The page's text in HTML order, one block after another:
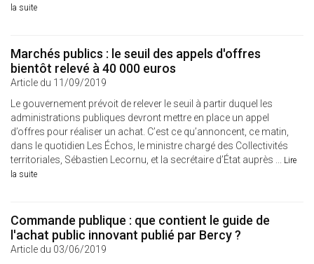
la suite
Marchés publics : le seuil des appels d'offres
bientôt relevé à 40 000 euros
Article du 11/09/2019
Le gouvernement prévoit de relever le seuil à partir duquel les
administrations publiques devront mettre en place un appel
d’offres pour réaliser un achat. C’est ce qu’annoncent, ce matin,
dans le quotidien Les Échos, le ministre chargé des Collectivités
territoriales, Sébastien Lecornu, et la secrétaire d’État auprès ... Lire
la suite
Commande publique : que contient le guide de
l'achat public innovant publié par Bercy ?
Article du 03/06/2019